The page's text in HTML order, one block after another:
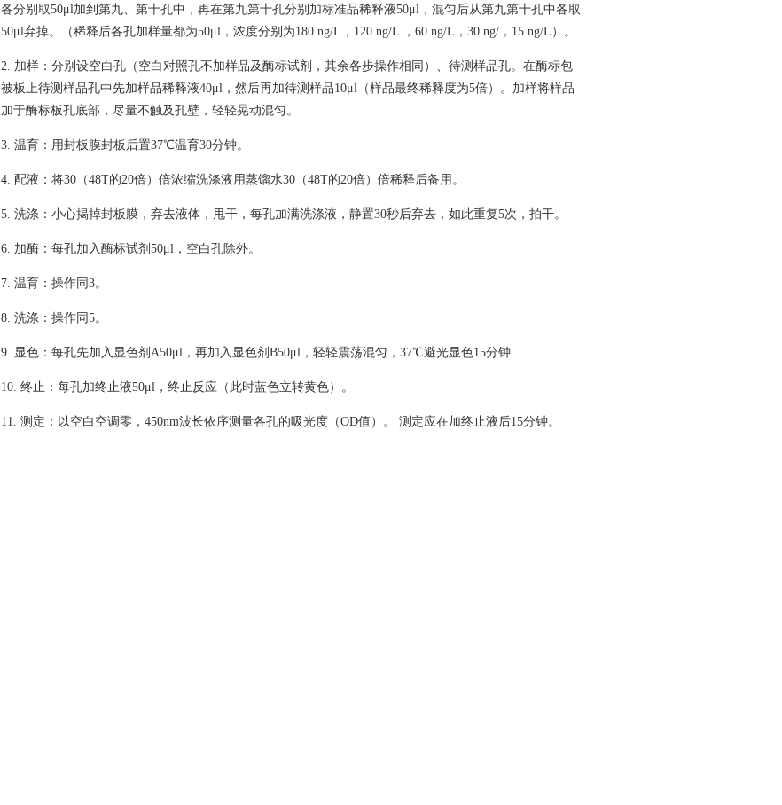
各分别取50μl加到第九、第十孔中，再在第九第十孔分别加标准品稀释液50μl，混匀后从第九第十孔中各取
50μl弃掉。（稀释后各孔加样量都为50μl，浓度分别为180 ng/L，120 ng/L ，60 ng/L，30 ng/，15 ng/L）。
2. 加样：分别设空白孔（空白对照孔不加样品及酶标试剂，其余各步操作相同）、待测样品孔。在酶标包
被板上待测样品孔中先加样品稀释液40μl，然后再加待测样品10μl（样品最终稀释度为5倍）。加样将样品
加于酶标板孔底部，尽量不触及孔壁，轻轻晃动混匀。
3. 温育：用封板膜封板后置37℃温育30分钟。
4. 配液：将30（48T的20倍）倍浓缩洗涤液用蒸馏水30（48T的20倍）倍稀释后备用。
5. 洗涤：小心揭掉封板膜，弃去液体，甩干，每孔加满洗涤液，静置30秒后弃去，如此重复5次，拍干。
6. 加酶：每孔加入酶标试剂50μl，空白孔除外。
7. 温育：操作同3。
8. 洗涤：操作同5。
9. 显色：每孔先加入显色剂A50μl，再加入显色剂B50μl，轻轻震荡混匀，37℃避光显色15分钟.
10. 终止：每孔加终止液50μl，终止反应（此时蓝色立转黄色）。
11. 测定：以空白空调零，450nm波长依序测量各孔的吸光度（OD值）。 测定应在加终止液后15分钟。